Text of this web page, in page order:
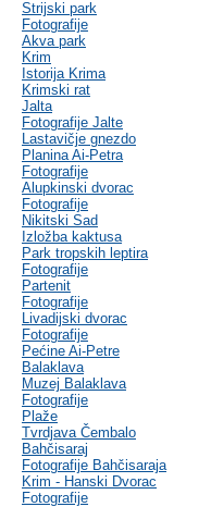
Strijski park
Fotografije
Akva park
Krim
Istorija Krima
Krimski rat
Jalta
Fotografije Jalte
Lastavičje gnezdo
Planina Ai-Petra
Fotografije
Alupkinski dvorac
Fotografije
Nikitski Sad
Izložba kaktusa
Park tropskih leptira
Fotografije
Partenit
Fotografije
Livadijski dvorac
Fotografije
Pećine Ai-Petre
Balaklava
Muzej Balaklava
Fotografije
Plaže
Tvrdjava Čembalo
Bahčisaraj
Fotografije Bahčisaraja
Krim - Hanski Dvorac
Fotografije